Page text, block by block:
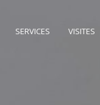
SERVICES VISITES